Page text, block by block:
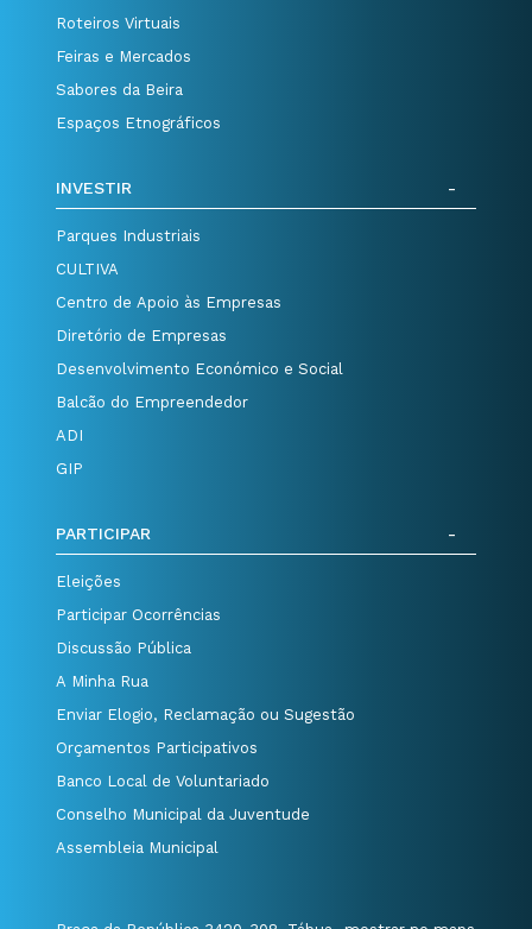
Roteiros Virtuais
Feiras e Mercados
Sabores da Beira
Espaços Etnográficos
INVESTIR
Parques Industriais
CULTIVA
Centro de Apoio às Empresas
Diretório de Empresas
Desenvolvimento Económico e Social
Balcão do Empreendedor
ADI
GIP
PARTICIPAR
Eleições
Participar Ocorrências
Discussão Pública
A Minha Rua
Enviar Elogio, Reclamação ou Sugestão
Orçamentos Participativos
Banco Local de Voluntariado
Conselho Municipal da Juventude
Assembleia Municipal